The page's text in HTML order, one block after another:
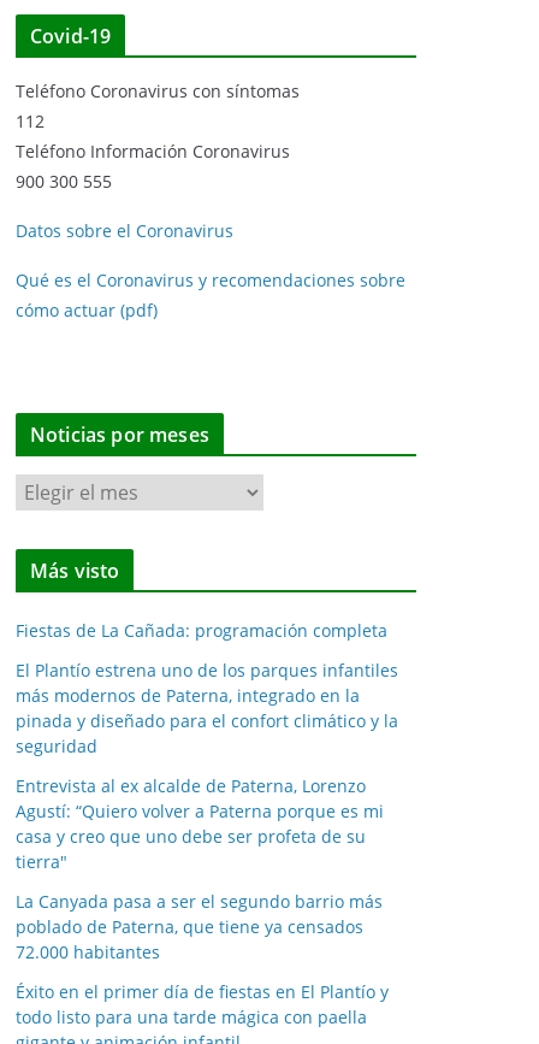
Covid-19
Teléfono Coronavirus con síntomas
112
Teléfono Información Coronavirus
900 300 555
Datos sobre el Coronavirus
Qué es el Coronavirus y recomendaciones sobre
cómo actuar (pdf)
Noticias por meses
N
o
t
i
a
s
p
o
r
m
e
e
s
Más visto
Fiestas de La Cañada: programación completa
El Plantío estrena uno de los parques infantiles
más modernos de Paterna, integrado en la
pinada y diseñado para el confort climático y la
seguridad
Entrevista al ex alcalde de Paterna, Lorenzo
Agustí: “Quiero volver a Paterna porque es mi
casa y creo que uno debe ser profeta de su
tierra"
La Canyada pasa a ser el segundo barrio más
poblado de Paterna, que tiene ya censados
72.000 habitantes
Éxito en el primer día de fiestas en El Plantío y
todo listo para una tarde mágica con paella